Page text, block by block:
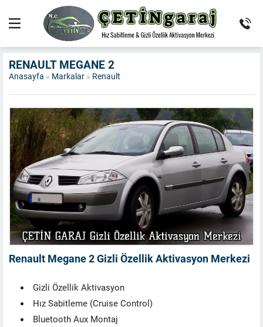
RENAULT MEGANE 2
Anasayfa » Markalar » Renault
Renault Megane 2 Gizli Özellik Aktivasyon Merkezi
Gizli Özellik Aktivasyon
Hız Sabitleme (Cruise Control)
Bluetooth Aux Montaj